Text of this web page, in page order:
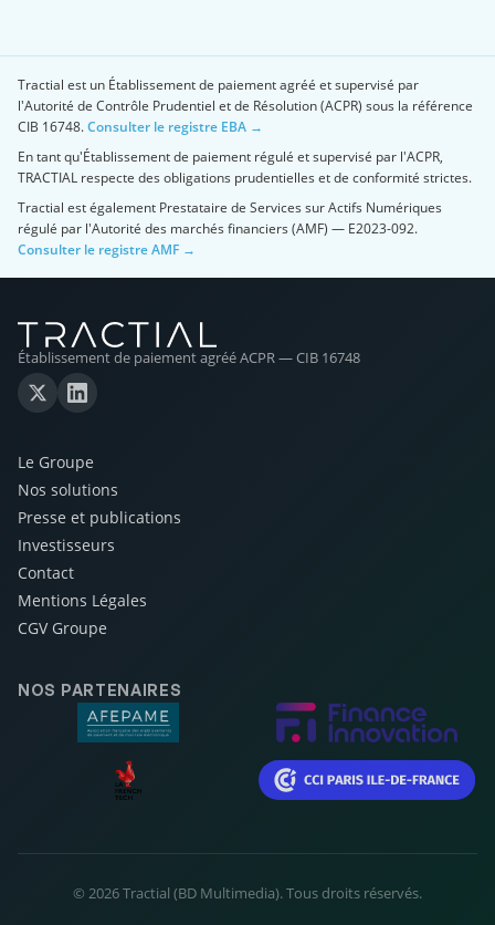
Tractial est un Établissement de paiement agréé et supervisé par
l'Autorité de Contrôle Prudentiel et de Résolution (ACPR) sous la référence
CIB 16748.Consulter le registre EBA →
En tant qu'Établissement de paiement régulé et supervisé par l'ACPR,
TRACTIAL respecte des obligations prudentielles et de conformité strictes.
Tractial est également Prestataire de Services sur Actifs Numériques
régulé par l'Autorité des marchés financiers (AMF) — E2023-092.
Consulter le registre AMF →
Établissement de paiement agréé ACPR — CIB 16748
Le Groupe
Nos solutions
Presse et publications
Investisseurs
Contact
Mentions Légales
CGV Groupe
NOS PARTENAIRES
© 2026 Tractial (BD Multimedia). Tous droits réservés.